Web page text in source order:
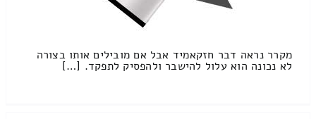
מקרר נראה דבר חזקאמיד אבל אם מובילים אותו בצורה
לא נכונה הוא עלול להישבר ולהפסיק לתפקד. […]